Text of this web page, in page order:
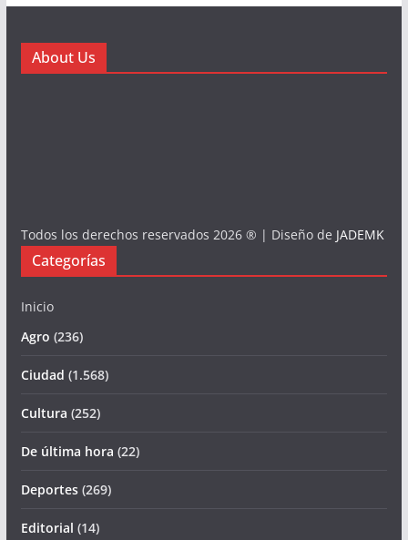
About Us
Todos los derechos reservados 2026 ® | Diseño de JADEMK
Categorías
Inicio
Agro (236)
Ciudad (1.568)
Cultura (252)
De última hora (22)
Deportes(269)
Editorial (14)